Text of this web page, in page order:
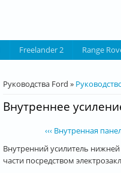
Freelander 2 Range
Вы здесь
Руководства Ford »
Внутреннее
‹‹‹ Внутренная
Внутренний усилитель нижней
части посредством